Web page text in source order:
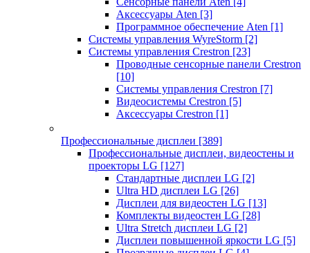
Аксессуары Aten [3]
Программное обеспечение Aten [1]
Системы управления WyreStorm [2]
Системы управления Crestron [23]
Проводные сенсорные панели Crestron
[10]
Системы управления Crestron [7]
Видеосистемы Crestron [5]
Аксессуары Crestron [1]
Профессиональные дисплеи [389]
Профессиональные дисплеи, видеостены и
проекторы LG [127]
Стандартные дисплеи LG [2]
Ultra HD дисплеи LG [26]
Дисплеи для видеостен LG [13]
Комплекты видеостен LG [28]
Ultra Stretch дисплеи LG [2]
Дисплеи повышенной яркости LG [5]